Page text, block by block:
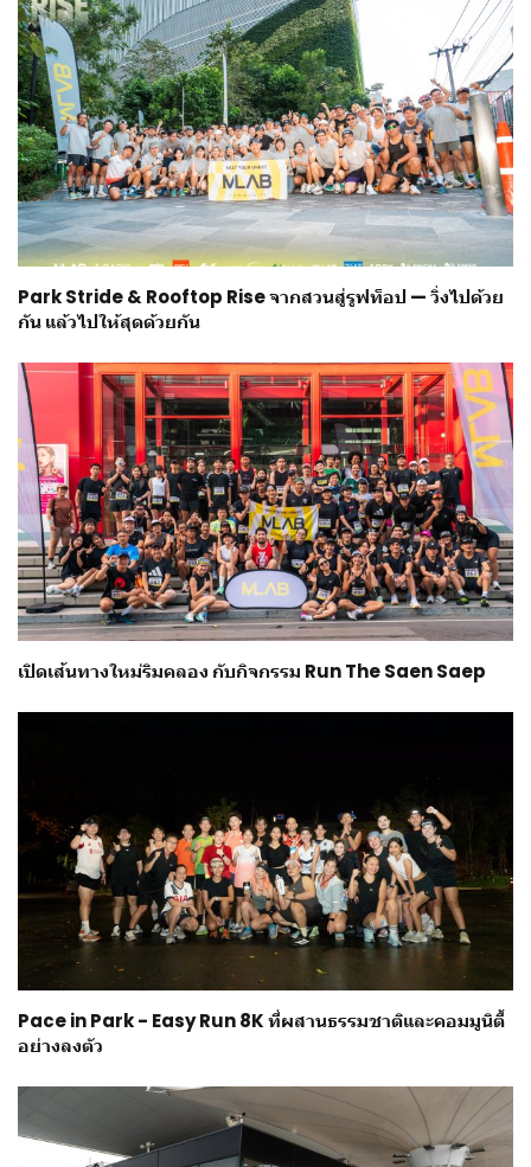
Park Stride & Rooftop Rise จากสวนสู่รูฟท็อป — วิ่งไปด้วย
กัน แล้วไปให้สุดด้วยกัน
เปิดเส้นทางใหม่ริมคลอง กับกิจกรรม Run The Saen Saep
Pace in Park - Easy Run 8K ที่ผสานธรรมชาติและคอมมูนิตี้
อย่างลงตัว